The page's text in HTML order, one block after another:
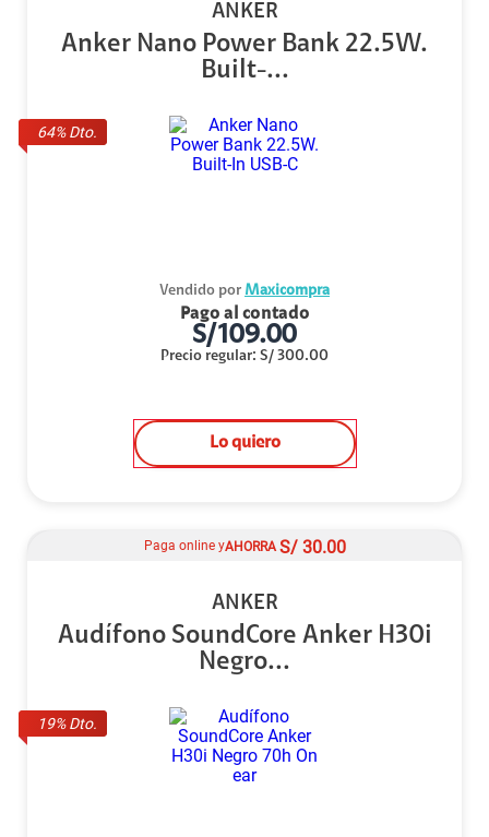
64% Dto.
ANKER
Anker Nano Power Bank 22.5W.
Built-...
Vendido por Maxicompra
Pago al contado
S/109.00
Precio regular: S/ 300.00
Lo quiero
19% Dto.
Paga online yAHORRA S/ 30.00
ANKER
Audífono SoundCore Anker H30i
Negro...